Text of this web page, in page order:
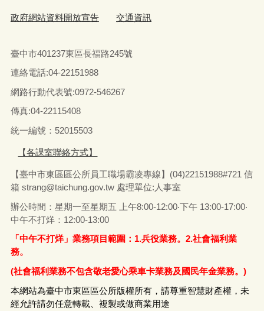
政府網站資料開放宣告 交通資訊
臺中市401237東區長福路245號
連絡電話:04-22151988
網路行動代表號:0972-546267
傳真:04-22115408
統一編號：52015503
【各課室聯絡方式】
【臺中市東區區公所員工職場霸凌專線】(04)22151988#721 信
箱 strang@taichung.gov.tw處理單位:人事室
辦公時間：星期一至星期五 上午8:00-12:00‧下午 13:00-17:00‧
中午不打烊：12:00-13:00
「中午不打烊」業務項目範圍：1.兵役業務。2.社會福利業
務。
(社會福利業務不包含敬老愛心乘車卡業務及國民年金業務。)
本網站為臺中市東區區公所版權所有，請尊重智慧財產權，未
經允許請勿任意轉載、複製或做商業用途